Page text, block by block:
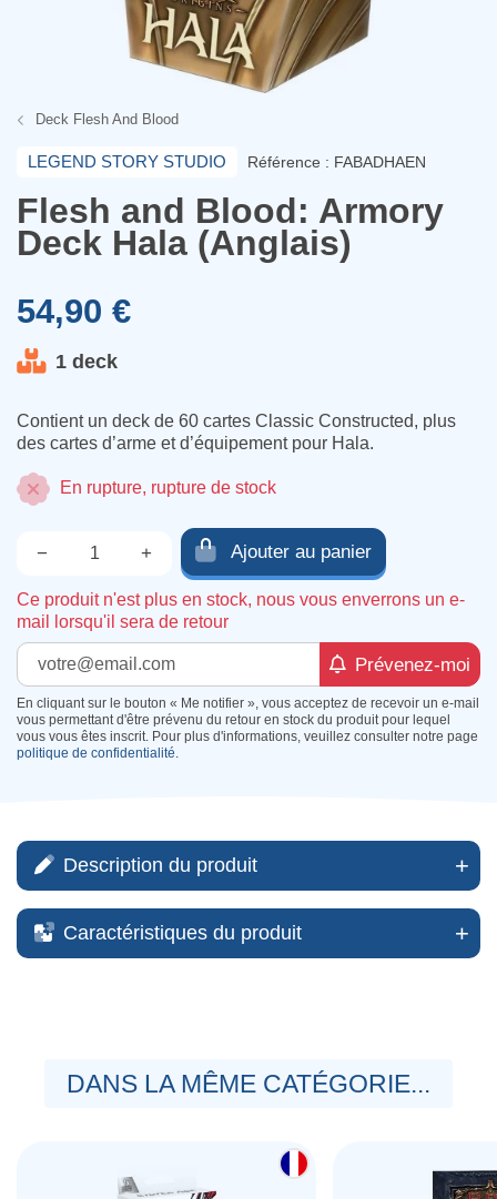
Deck Flesh And Blood
LEGEND STORY STUDIO Référence : FABADHAEN
Flesh and Blood: Armory
Deck Hala (Anglais)
54,90 €
1 deck
Contient un deck de 60 cartes Classic Constructed, plus
des cartes d’arme et d’équipement pour Hala.
En rupture, rupture de stock
− + Ajouter au panier
Ce produit n'est plus en stock, nous vous enverrons un e-
mail lorsqu'il sera de retour
Prévenez-moi
En cliquant sur le bouton « Me notifier », vous acceptez de recevoir un e-mail
vous permettant d'être prévenu du retour en stock du produit pour lequel
vous vous êtes inscrit. Pour plus d'informations, veuillez consulter notre page
politique de confidentialité.
Description du produit
Caractéristiques du produit
DANS LA MÊME CATÉGORIE...